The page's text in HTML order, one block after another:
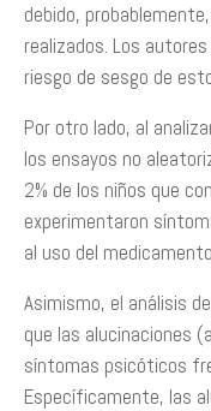
debido,
realizados. Los
riesgo de sesgo de
Por otro lado, al
los ensayos no
2% de los niños que
experimentaron
al uso del
Asimismo, el análisis
que las alucinaciones
síntomas psicóticos
Específicamente, las